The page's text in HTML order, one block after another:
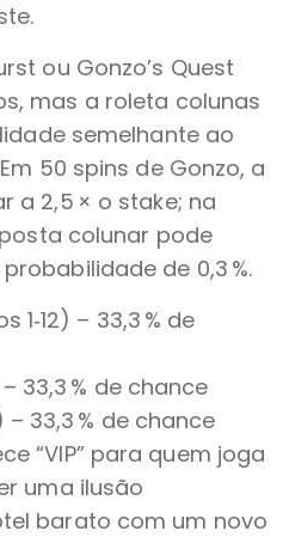
ou Gonzo’s Quest
mas a roleta colunas
semelhante ao
50 spins de Gonzo, a
a 2,5 × o stake; na
colunar pode
de 0,3 %.
1‑12) – 33,3 % de
33,3 % de chance
33,3 % de chance
“VIP” para quem joga
uma ilusão
barato com um novo